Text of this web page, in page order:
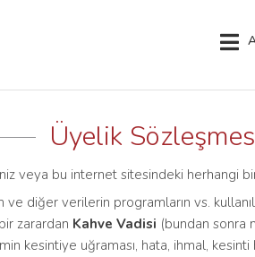
Üyelik
veya bu internet sitesindeki herhangi
diğer verilerin programların vs.
zarardan Kahve Vadisi (bundan sonra
kesintiye uğraması, hata, ihmal,